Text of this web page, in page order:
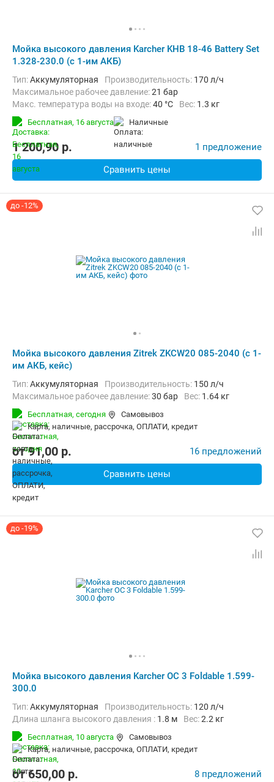
Мойка высокого давления Karcher KHB 18-46 Battery Set
1.328-230.0 (с 1-им АКБ)
Тип:Аккумуляторная Производительность: 170 л/ч
Максимальное рабочее давление:21 бар
Макс. температура воды на входе:40 °C Вес: 1.3 кг
Бесплатная, 16 августа наличные
1 200,90 p. 1 предложение
Сравнить цены
до -12%
Мойка высокого давления Zitrek ZKCW20 085-2040 (с 1-
им АКБ, кейс)
Тип:Аккумуляторная Производительность: 150 л/ч
Максимальное рабочее давление:30 бар Вес: 1.64 кг
Бесплатная, сегодня
Самовывоз
карта, наличные, рассрочка, ОПЛАТИ, кредит
от91,00 p. 16 предложений
Сравнить цены
до -19%
Мойка высокого давления Karcher OC 3 Foldable 1.599-
300.0
Тип:Аккумуляторная Производительность: 120 л/ч
Длина шланга высокого давления : 1.8 м Вес:2.2 кг
Бесплатная, 10 августа
Самовывоз
карта, наличные, рассрочка, ОПЛАТИ, кредит
от650,00 p. 8 предложений